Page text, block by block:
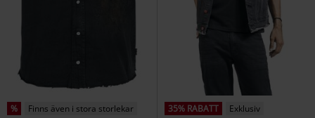
% Finns även i stora storlekar 35% RABATT
Exklusiv